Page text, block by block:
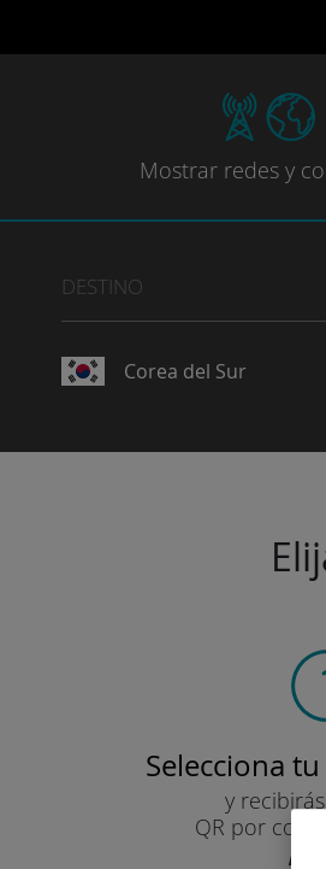
Mostrar redes y
DESTINO
Corea del Sur
Selecciona
y
QR por